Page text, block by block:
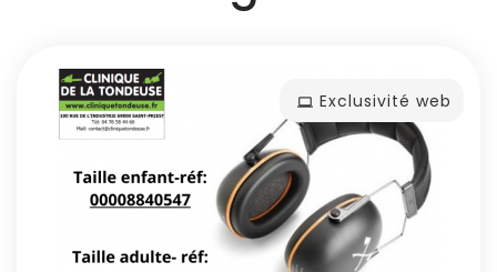
Exclusivité web